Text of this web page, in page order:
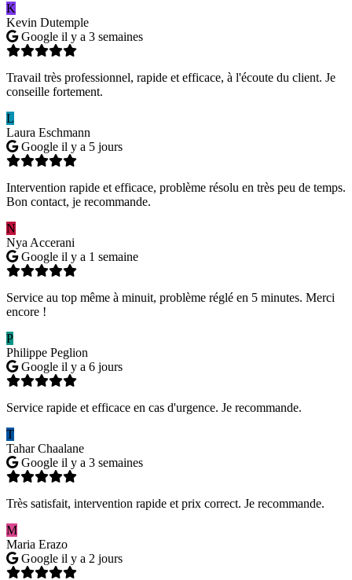
K
Kevin Dutemple
Google il y a 3 semaines
Travail très professionnel, rapide et efficace, à l'écoute du client. Je
conseille fortement.
L
Laura Eschmann
Google il y a 5 jours
Intervention rapide et efficace, problème résolu en très peu de temps.
Bon contact, je recommande.
N
Nya Accerani
Google il y a 1 semaine
Service au top même à minuit, problème réglé en 5 minutes. Merci
encore !
P
Philippe Peglion
Google il y a 6 jours
Service rapide et efficace en cas d'urgence. Je recommande.
T
Tahar Chaalane
Google il y a 3 semaines
Très satisfait, intervention rapide et prix correct. Je recommande.
M
Maria Erazo
Google il y a 2 jours